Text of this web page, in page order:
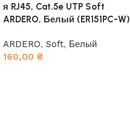
я RJ45, Cat.5e UTP Soft
ARDERO, Белый (ER151PC-W)
ARDERO, Soft, Белый
160,00 ₴